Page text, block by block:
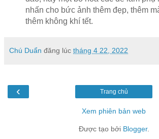
nhấn cho bức ảnh thêm đẹp, thêm
thêm không khí tết.
Chú Duẩn đăng lúc tháng 4 22, 2022
‹ Trang chủ
Xem phiên bản web
Được tạo bởi Blogger.